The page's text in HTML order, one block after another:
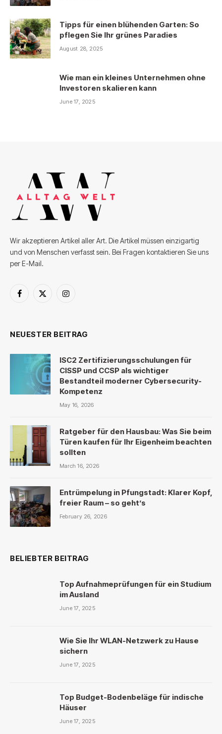
Tipps für einen blühenden Garten: So
pflegen Sie Ihr grünes Paradies
August 28, 2025
Wie man ein kleines Unternehmen ohne
Investoren skalieren kann
June 17, 2025
Wir akzeptieren Artikel aller Art. Die Artikel müssen einzigartig
und von Menschen verfasst sein. Bei Fragen kontaktieren Sie uns
per E-Mail.
Facebook
X
Instagram
NEUESTER BEITRAG
ISC2 Zertifizierungsschulungen für
CISSP und CCSP als wichtiger
Bestandteil moderner Cybersecurity-
Kompetenz
May 16, 2026
Ratgeber für den Hausbau: Was Sie beim
Türen kaufen für Ihr Eigenheim beachten
sollten
March 16, 2026
Entrümpelung in Pfungstadt: Klarer Kopf,
freier Raum – so geht’s
February 26, 2026
BELIEBTER BEITRAG
Top Aufnahmeprüfungen für ein Studium
im Ausland
June 17, 2025
Wie Sie Ihr WLAN-Netzwerk zu Hause
sichern
June 17, 2025
Top Budget-Bodenbeläge für indische
Häuser
June 17, 2025